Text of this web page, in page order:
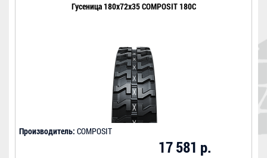
Гусеница 180x72x35 COMPOSIT 180C
Производитель: COMPOSIT
17 581 р.